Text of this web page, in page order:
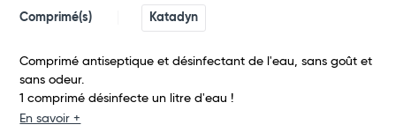
Comprimé(s) Katadyn
Comprimé antiseptique et désinfectant de l'eau, sans goût et
sans odeur.
1 comprimé désinfecte un litre d'eau !
En savoir +